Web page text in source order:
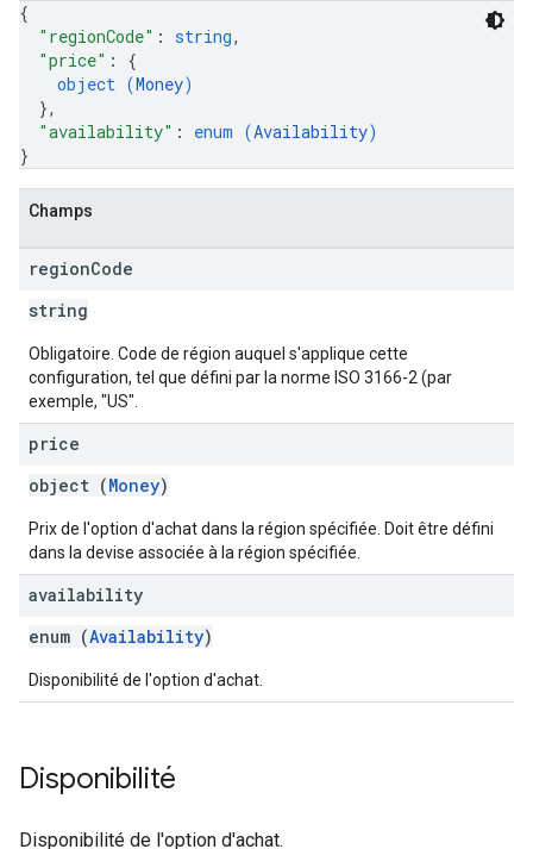
{
"regionCode" : string,
"price" : {
object (Money)
},
"availability" : enum (Availability)
}
Champs
regionCode
string
Obligatoire. Code de région auquel s'applique cette
configuration, tel que défini par la norme ISO 3166-2 (par
exemple, "US".
price
object (Money)
Prix de l'option d'achat dans la région spécifiée. Doit être défini
dans la devise associée à la région spécifiée.
availability
enum (Availability)
Disponibilité de l'option d'achat.
Disponibilité
Disponibilité de l'option d'achat.